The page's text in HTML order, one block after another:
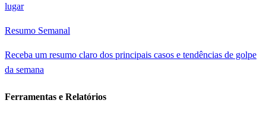
lugar
Resumo Semanal
Receba um resumo claro dos principais casos e tendências de golpe
da semana
Ferramentas e Relatórios